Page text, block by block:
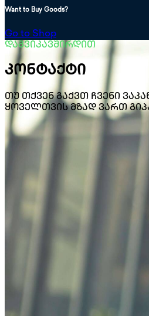
Want to Buy Goods?
Go to Shop
დაგვიკავშირდით
კონტაქტი
თუ თქვენ გაქვთ ჩვენი
ყოველთვის მზად ვართ